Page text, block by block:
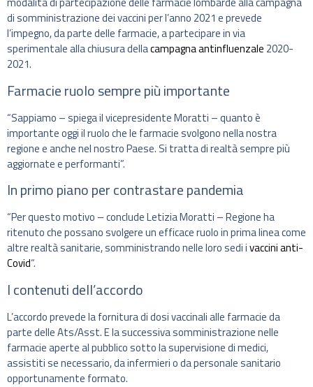
di somministrazione dei vaccini per l’anno 2021 e prevede
l’impegno, da parte delle farmacie, a partecipare in via
sperimentale alla chiusura dellacampagna antinfluenzale 2020-
2021.
Farmacie ruolo sempre più importante
“Sappiamo – spiega il vicepresidente Moratti – quanto è
importante oggi il ruolo che le farmacie svolgono nella nostra
regione e anche nel nostro Paese. Si tratta di realtà sempre più
aggiornate e performanti”.
In primo piano per contrastare pandemia
“Per questo motivo – conclude Letizia Moratti – Regione ha
ritenuto che possano svolgere un efficace ruolo in prima linea come
altre realtà sanitarie, somministrando nelle loro sedi ivaccini anti-
Covid“.
I contenuti dell’accordo
L’accordo prevede la fornitura di dosi vaccinali alle farmacie da
parte delle Ats/Asst. E la successiva somministrazione nelle
farmacie aperte al pubblico sotto la supervisione di medici,
assistiti se necessario, da infermieri o da personale sanitario
opportunamente formato.